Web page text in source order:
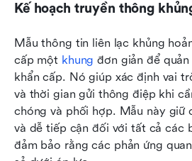
Kế hoạch truyền thông
Mẫu thông tin liên lạc khủng
cấp một khung đơn giản để
khẩn cấp. Nó giúp xác định vai
và thời gian gửi thông điệp khi
chóng và phối hợp. Mẫu này giữ
và dễ tiếp cận đối với tất cả các
đảm bảo rằng các phản ứng